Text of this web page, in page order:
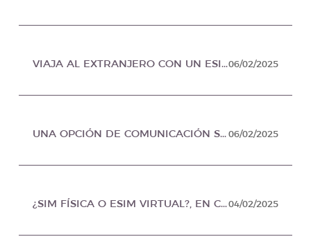
VIAJA AL EXTRANJERO CON UN ESIM VIRTUAL PARA CONECTARTE EN TODO MOMENTO, EN CONTROL TURÍSTICO MÉXICO06/02/2025
UNA OPCIÓN DE COMUNICACIÓN SI SALES DEL PAÍS, EN NOTICIAS MÉXICO MÉXICO 06/02/2025
¿SIM FÍSICA O ESIM VIRTUAL?, EN CRONICA MÉXICO04/02/2025